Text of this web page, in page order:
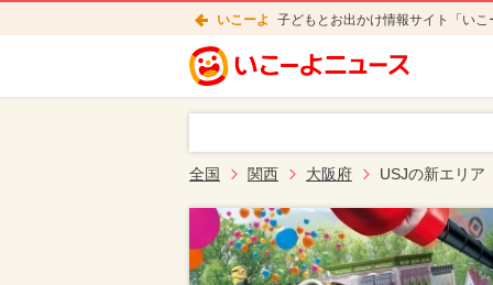
いこーよ 子どもとお出かけ情報サイト「い
全国 関西 大阪府 USJの新エリア